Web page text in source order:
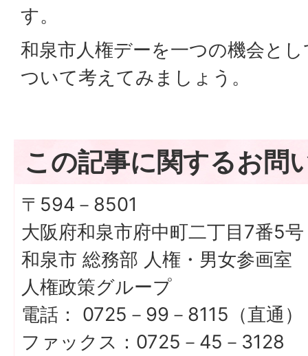
す。
和泉市人権デーを一つの機会と
ついて考えてみましょう。
この記事に関するお問
〒594－8501
大阪府和泉市府中町二丁目7番5号
和泉市 総務部 人権・男女参画
人権政策グループ
電話： 0725－99－8115（直通）
ファックス：0725－45－3128